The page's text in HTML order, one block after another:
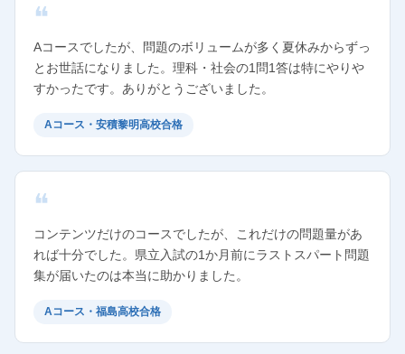
Aコースでしたが、問題のボリュームが多く夏休みからずっ
とお世話になりました。理科・社会の1問1答は特にやりや
すかったです。ありがとうございました。
Aコース・安積黎明高校合格
コンテンツだけのコースでしたが、これだけの問題量があ
れば十分でした。県立入試の1か月前にラストスパート問題
集が届いたのは本当に助かりました。
Aコース・福島高校合格